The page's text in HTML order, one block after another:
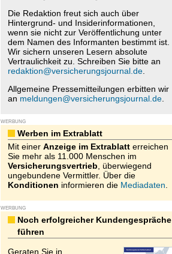
Die Redaktion freut sich auch über
Hintergrund- und Insiderinformationen,
wenn sie nicht zur Veröffentlichung unter
dem Namen des Informanten bestimmt ist.
Wir sichern unseren Lesern absolute
Vertraulichkeit zu. Schreiben Sie bitte an
redaktion@versicherungsjournal.de.
Allgemeine Pressemitteilungen erbitten wir
an meldungen@versicherungsjournal.de.
WERBUNG
Werben im Extrablatt
Mit einer Anzeige im Extrablatterreichen
Sie mehr als 11.000 Menschen im
Versicherungsvertrieb , überwiegend
ungebundene Vermittler. Über die
Konditionen informieren die Mediadaten
WERBUNG
Noch erfolgreicher Kundengespräche
führen
Geraten Sie in